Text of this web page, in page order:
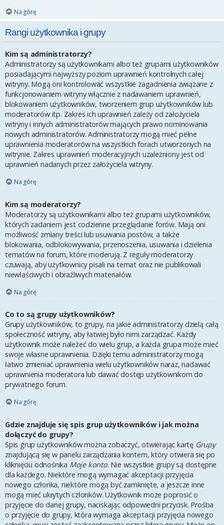
Na górę
Rangi użytkownika i grupy
Kim są administratorzy?
Administratorzy są użytkownikami albo też grupami użytkowników
posiadającymi najwyższy poziom uprawnień kontrolnych całej
witryny. Mogą oni kontrolować wszystkie zagadnienia związane z
funkcjonowaniem witryny włącznie z nadawaniem uprawnień,
blokowaniem użytkowników, tworzeniem grup użytkowników lub
moderatorów itp. Zakres ich uprawnień zależy od założyciela
witryny i innych administratorów mających prawo nominowania
nowych administratorów. Administratorzy mogą mieć pełne
uprawnienia moderatorów na wszystkich forach utworzonych na
witrynie. Zakres uprawnień moderacyjnych uzależniony jest od
uprawnień nadanych przez założyciela witryny.
Na górę
Kim są moderatorzy?
Moderatorzy są użytkownikami albo też grupami użytkowników,
których zadaniem jest codzienne przeglądanie forów. Mają oni
możliwość zmiany treści lub usuwania postów, a także
blokowania, odblokowywania, przenoszenia, usuwania i dzielenia
tematów na forum, które moderują. Z reguły moderatorzy
czuwają, aby użytkownicy pisali na temat oraz nie publikowali
niewłaściwych i obraźliwych materiałów.
Na górę
Co to są grupy użytkowników?
Grupy użytkowników, to grupy, na jakie administratorzy dzielą całą
społeczność witryny, aby łatwiej było nimi zarządzać. Każdy
użytkownik może należeć do wielu grup, a każda grupa może mieć
swoje własne uprawnienia. Dzięki temu administratorzy mogą
łatwo zmieniać uprawnienia wielu użytkowników naraz, nadawać
uprawnienia moderatora lub dawać dostęp użytkownikom do
prywatnego forum.
Na górę
Gdzie znajduje się spis grup użytkowników i jak można
dołączyć do grupy?
Spis grup użytkowników można zobaczyć, otwierając kartę Grupy
znajdującą się w panelu zarządzania kontem, który otwiera się po
kliknięciu odnośnika Moje konto. Nie wszystkie grupy są dostępne
dla każdego. Niektóre mogą wymagać akceptacji przyjęcia
nowego członka, niektóre mogą być zamknięte, a jeszcze inne
mogą mieć ukrytych członków. Użytkownik może poprosić o
przyjęcie do danej grupy, naciskając odpowiedni przycisk. Prośba
o przyjęcie do grupy, która wymaga akceptacji przyjęcia nowego